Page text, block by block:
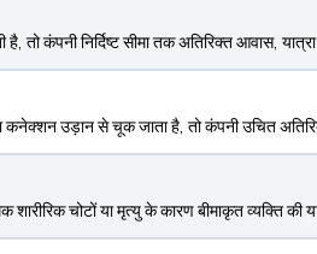
तो कंपनी निर्दिष्ट सीमा तक अतिरिक्त आवास,
कनेक्शन उड़ान से चूक जाता है, तो कंपनी उचित
चोटों या मृत्यु के कारण बीमाकृत व्यक्ति की